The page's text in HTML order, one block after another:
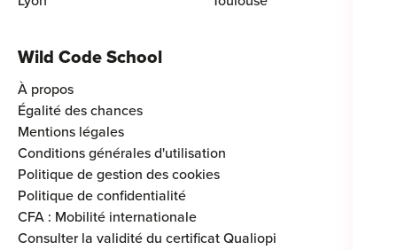
Wild Code School
À propos
Égalité des chances
Mentions légales
Conditions générales d'utilisation
Politique de gestion des cookies
Politique de confidentialité
CFA : Mobilité internationale
Consulter la validité du certificat Qualiopi